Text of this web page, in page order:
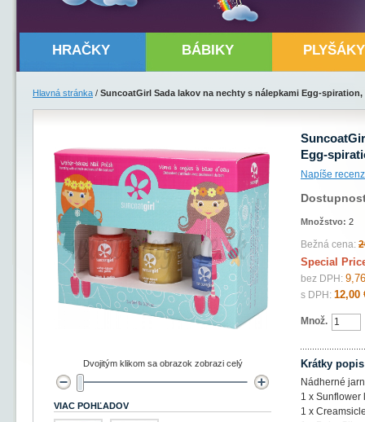
HRAČKY BÁBIKY PLYŠÁKY
Hlavná stránka / SuncoatGirl Sada lakov na nechty s nálepkami Egg-spiration,
Egg-
Napíše
Množstvo: 2
Bežná cena:
Special
bez DPH:
s DPH: 12,00
Množ.
Krátky popis
Nádherné
1 x
1 x
Dvojitým klikom sa obrazok zobrazi celý
VIAC POHĽADOV